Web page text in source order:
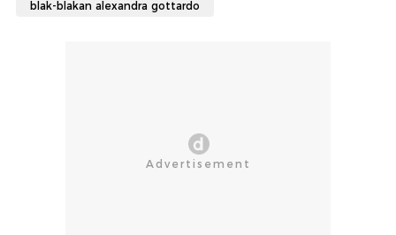
blak-blakan alexandra gottardo